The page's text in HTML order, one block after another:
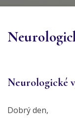
Neurologické
Dobrý den,